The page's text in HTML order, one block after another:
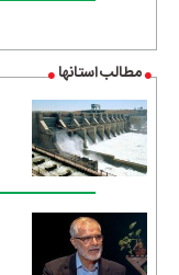
مطالب استانها